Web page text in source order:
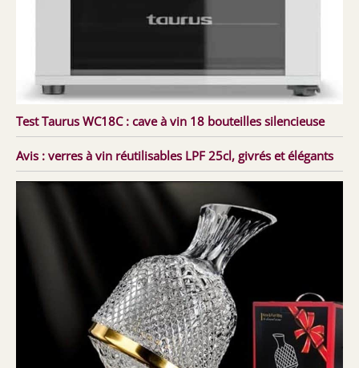
Test Taurus WC18C : cave à vin 18 bouteilles silencieuse
Avis : verres à vin réutilisables LPF 25cl, givrés et élégants